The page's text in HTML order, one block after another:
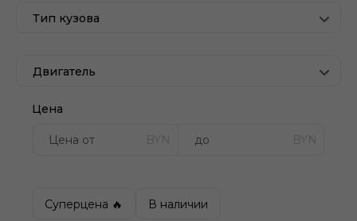
Тип кузова
Двигатель
Цена
BYN BYN
Суперцена 🔥 В наличии